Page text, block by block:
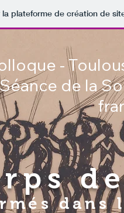
la plateforme de création de
-
de la
dans